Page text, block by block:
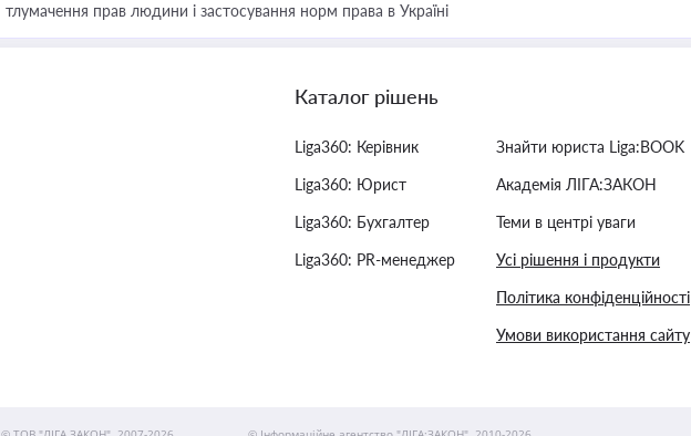
тлумачення прав людини і застосування норм права в Україні
Каталог рішень
Liga360: Керівник
Liga360: Юрист
Liga360: Бухгалтер
Liga360: PR-менеджер
Знайти юриста Liga:BOOK
Академія ЛІГА:ЗАКОН
Теми в центрі уваги
Усі рішення і продукти
Політика конфіденційності
Умови використання сайту